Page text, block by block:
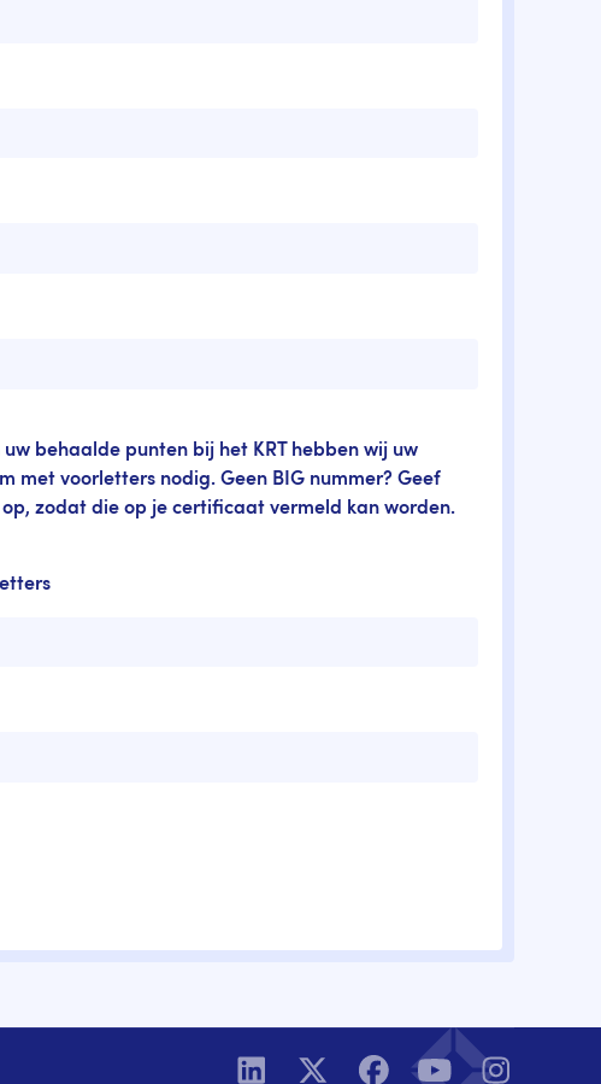
behaalde punten bij het KRT hebben wij uw
met voorletters nodig. Geen BIG nummer? Geef
zodat die op je certificaat vermeld kan worden.